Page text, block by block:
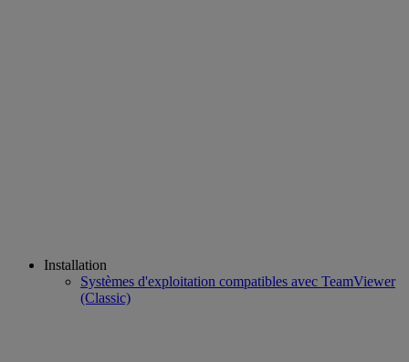
Installation
Systèmes d'exploitation compatibles avec TeamViewer
(Classic)